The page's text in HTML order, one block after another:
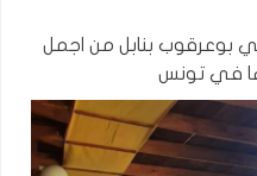
في بوعرقوب بنابل من اجمل
في تونس